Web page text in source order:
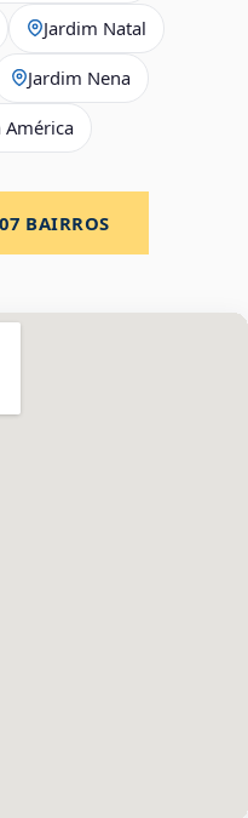
Jardim Natal
Jardim Nena
América
BAIRROS